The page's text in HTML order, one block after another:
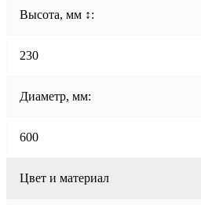
Высота, мм ↕:
230
Диаметр, мм:
600
Цвет и материал